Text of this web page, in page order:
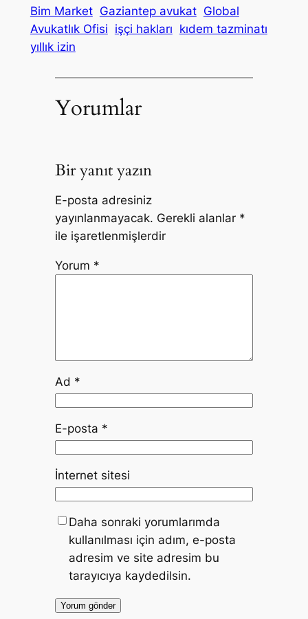
Bim Market Gaziantep avukat Global
Avukatlık Ofisi işçi hakları kıdem tazminatı
yıllık izin
Yorumlar
Bir yanıt yazın
E-posta adresiniz
yayınlanmayacak. Gerekli alanlar *
ile işaretlenmişlerdir
Yorum *
Ad *
E-posta *
İnternet sitesi
Daha sonraki yorumlarımda
kullanılması için adım, e-posta
adresim ve site adresim bu
tarayıcıya kaydedilsin.